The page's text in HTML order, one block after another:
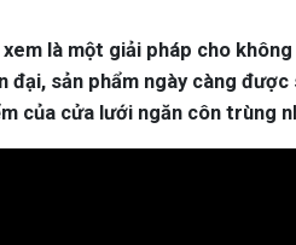
là một giải pháp cho
đại, sản phẩm ngày càng
của cửa lưới ngăn côn trùng